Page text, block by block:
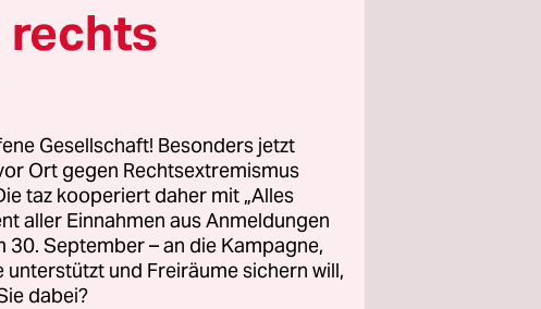
den Eindruck
müsse in
ist aber
zu
wurde,
Vergangenheit
auf
rechts
Gesellschaft! Besonders jetzt
Ort gegen Rechtsextremismus
taz kooperiert daher mit „Alles
aller Einnahmen aus Anmeldungen
30. September – an die Kampagne,
und Freiräume sichern will,
dabei?